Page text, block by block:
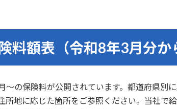
料額表（令和8年3月分か
～の保険料が公開されています。都道府県別
所地に応じた箇所をご参照ください。当社で